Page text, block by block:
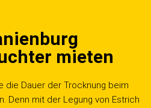
mieten
die Dauer der Trocknung beim
Denn mit der Legung von Estrich